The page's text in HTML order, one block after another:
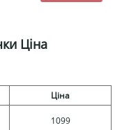
Ціна
Ціна
1099